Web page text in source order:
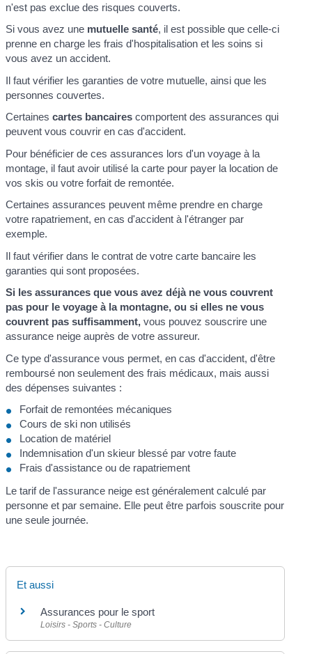
n'est pas exclue des risques couverts.
Si vous avez une mutuelle santé, il est possible que celle-ci
prenne en charge les frais d'hospitalisation et les soins si
vous avez un accident.
Il faut vérifier les garanties de votre mutuelle, ainsi que les
personnes couvertes.
Certainescartes bancaires comportent des assurances qui
peuvent vous couvrir en cas d'accident.
Pour bénéficier de ces assurances lors d'un voyage à la
montage, il faut avoir utilisé la carte pour payer la location de
vos skis ou votre forfait de remontée.
Certaines assurances peuvent même prendre en charge
votre rapatriement, en cas d'accident à l'étranger par
exemple.
Il faut vérifier dans le contrat de votre carte bancaire les
garanties qui sont proposées.
Si les assurances que vous avez déjà ne vous couvrent
pas pour le voyage à la montagne, ou si elles ne vous
couvrent pas suffisamment, vous pouvez souscrire une
assurance neige auprès de votre assureur.
Ce type d'assurance vous permet, en cas d'accident, d'être
remboursé non seulement des frais médicaux, mais aussi
des dépenses suivantes :
Forfait de remontées mécaniques
Cours de ski non utilisés
Location de matériel
Indemnisation d'un skieur blessé par votre faute
Frais d'assistance ou de rapatriement
Le tarif de l'assurance neige est généralement calculé par
personne et par semaine. Elle peut être parfois souscrite pour
une seule journée.
Et aussi
Assurances pour le sport
Loisirs - Sports - Culture